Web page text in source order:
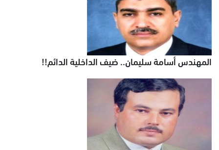
المهندس أسامة سليمان.. ضيف الداخلية الدائم!!